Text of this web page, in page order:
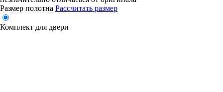
Размер полотна Рассчитать размер
Комплект для двери